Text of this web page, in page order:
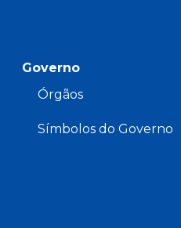
Governo
Órgãos
Símbolos do Governo